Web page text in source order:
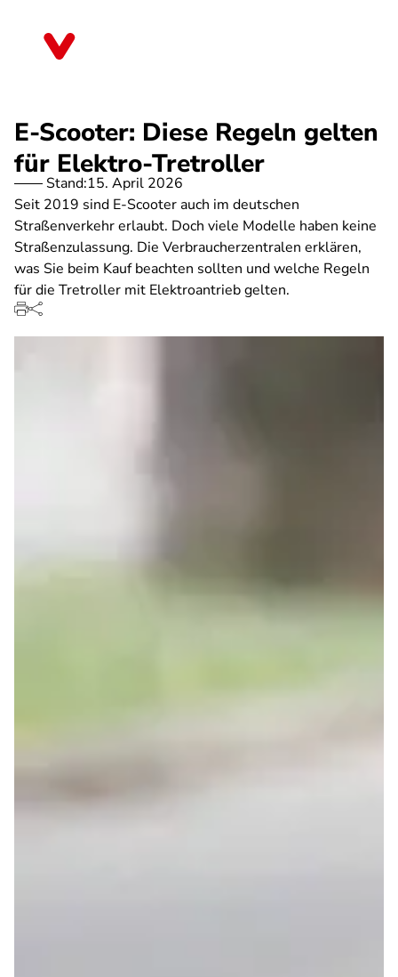
E-Scooter: Diese Regeln gelten
für Elektro-Tretroller
Stand:15. April 2026
Seit 2019 sind E-Scooter auch im deutschen
Straßenverkehr erlaubt. Doch viele Modelle haben keine
Straßenzulassung. Die Verbraucherzentralen erklären,
was Sie beim Kauf beachten sollten und welche Regeln
für die Tretroller mit Elektroantrieb gelten.